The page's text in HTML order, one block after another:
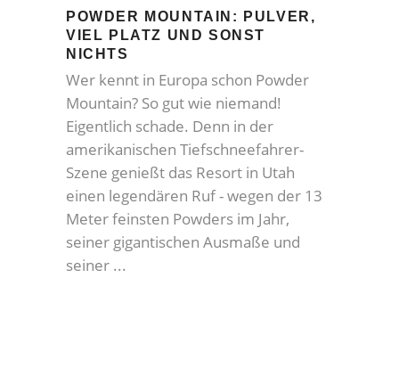
POWDER MOUNTAIN: PULVER,
VIEL PLATZ UND SONST
NICHTS
Wer kennt in Europa schon Powder
Mountain? So gut wie niemand!
Eigentlich schade. Denn in der
amerikanischen Tiefschneefahrer-
Szene genießt das Resort in Utah
einen legendären Ruf - wegen der 13
Meter feinsten Powders im Jahr,
seiner gigantischen Ausmaße und
seiner